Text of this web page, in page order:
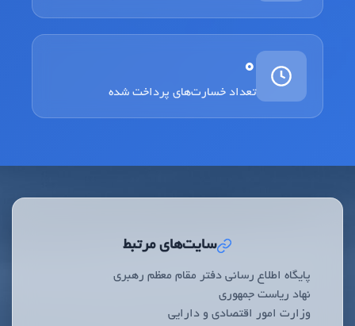
0
تعداد خسارت‌های پرداخت شده
سایت‌های مرتبط
پایگاه اطلاع رسانی دفتر مقام معظم رهبری
نهاد ریاست جمهوری
وزارت امور اقتصادی و دارایی